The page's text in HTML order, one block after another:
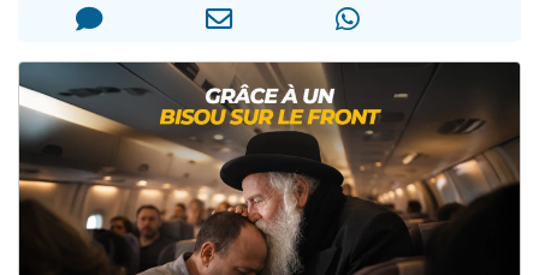
3 personnes viennent de faire un don pour 5 jours de vacances aux Orphelins
Odaya vient de donner son Maasser
2 personnes viennent de faire un don pour Tsédaka : pauvres d'Israel